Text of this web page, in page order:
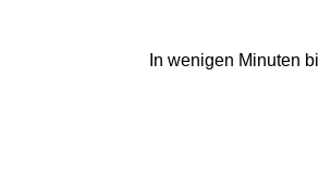
In wenigen Minuten